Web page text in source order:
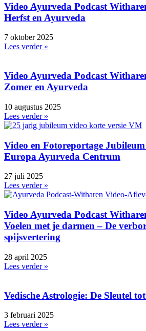
Video Ayurveda Podcast
Herfst en Ayurveda
7 oktober 2025
Lees verder »
Video Ayurveda Podcast
Zomer en Ayurveda
10 augustus 2025
Lees verder »
Video en Fotoreportage
Europa Ayurveda Centrum
27 juli 2025
Lees verder »
Video Ayurveda Podcast
Voelen met je darmen – De
spijsvertering
28 april 2025
Lees verder »
Vedische Astrologie: De Sleutel
3 februari 2025
Lees verder »